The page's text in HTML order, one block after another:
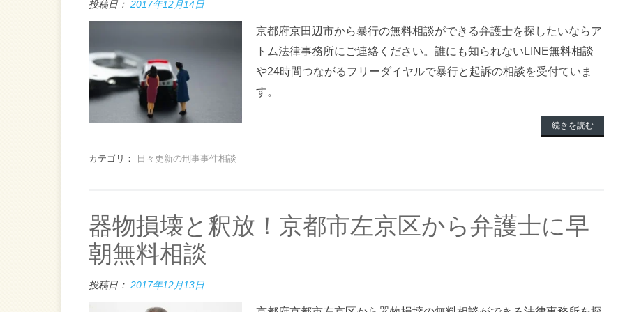
投稿日： 2017年12月14日
京都府京田辺市から暴行の無料相談ができる弁護士を探したいならア
トム法律事務所にご連絡ください。誰にも知られないLINE無料相談
や24時間つながるフリーダイヤルで暴行と起訴の相談を受付ていま
す。
続きを読む
カテゴリ： 日々更新の刑事事件相談
器物損壊と釈放！京都市左京区から弁護士に早
朝無料相談
投稿日： 2017年12月13日